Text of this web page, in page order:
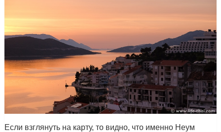
Если взглянуть на карту, то видно, что именно Неум